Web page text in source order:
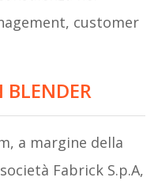
customer
BLENDER
a margine della
Fabrick S.p.A,